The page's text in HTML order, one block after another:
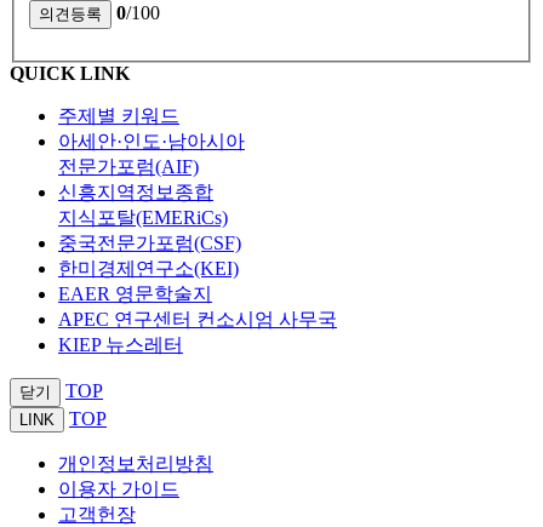
0/100
QUICK LINK
주제별 키워드
아세안·인도·남아시아
전문가포럼(AIF)
신흥지역정보종합
지식포탈(EMERiCs)
중국전문가포럼(CSF)
한미경제연구소(KEI)
EAER 영문학술지
APEC 연구센터 컨소시엄 사무국
KIEP 뉴스레터
닫기 TOP
LINK TOP
개인정보처리방침
이용자 가이드
고객헌장